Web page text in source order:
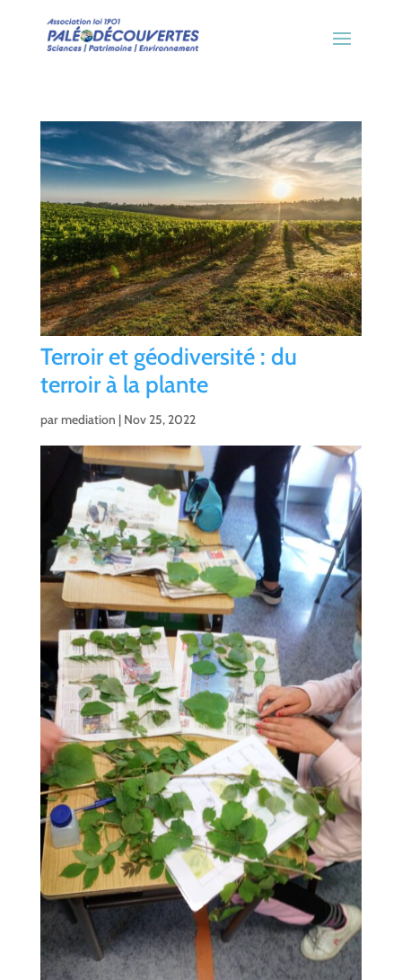
Terroir et géodiversité : du
terroir à la plante
parmediation | Nov 25, 2022